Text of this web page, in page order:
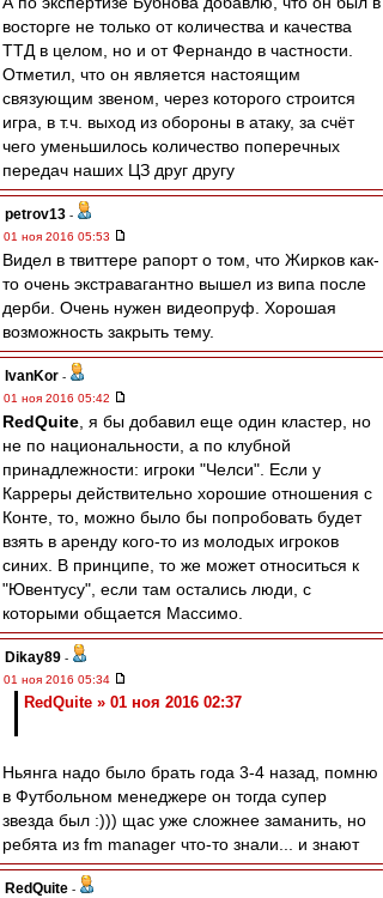
восторге не только от количества и качества
ТТД в целом, но и от Фернандо в частности.
Отметил, что он является настоящим
связующим звеном, через которого строится
игра, в т.ч. выход из обороны в атаку, за счёт
чего уменьшилось количество поперечных
передач наших ЦЗ друг другу
petrov13 -
01 ноя 2016 05:53
Видел в твиттере рапорт о том, что Жирков как-
то очень экстравагантно вышел из випа после
дерби. Очень нужен видеопруф. Хорошая
возможность закрыть тему.
IvanKor -
01 ноя 2016 05:42
RedQuite , я бы добавил еще один кластер, но
не по национальности, а по клубной
принадлежности: игроки "Челси". Если у
Карреры действительно хорошие отношения с
Конте, то, можно было бы попробовать будет
взять в аренду кого-то из молодых игроков
синих. В принципе, то же может относиться к
"Ювентусу", если там остались люди, с
которыми общается Массимо.
Dikay89 -
01 ноя 2016 05:34
RedQuite » 01 ноя 2016 02:37
Ньянга надо было брать года 3-4 назад, помню
в Футбольном менеджере он тогда супер
звезда был :))) щас уже сложнее заманить, но
ребята из fm manager что-то знали... и знают
RedQuite -